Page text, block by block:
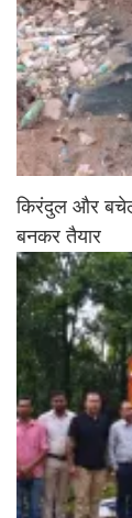
किरंदुल और
बनकर तैयार